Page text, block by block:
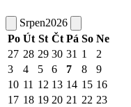
Srpen2026
Po Út St Čt Pá So Ne
27 28 29 30 31 1
2
3
4 5 6 7 8
9
10 11 12 13 14 15 16
17 18 19 20 21 22 23